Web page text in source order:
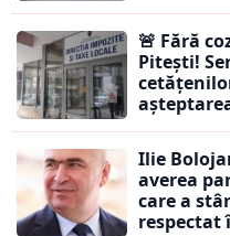
🚨 Fără
Pitești!
Ilie
averea
care a
respectat